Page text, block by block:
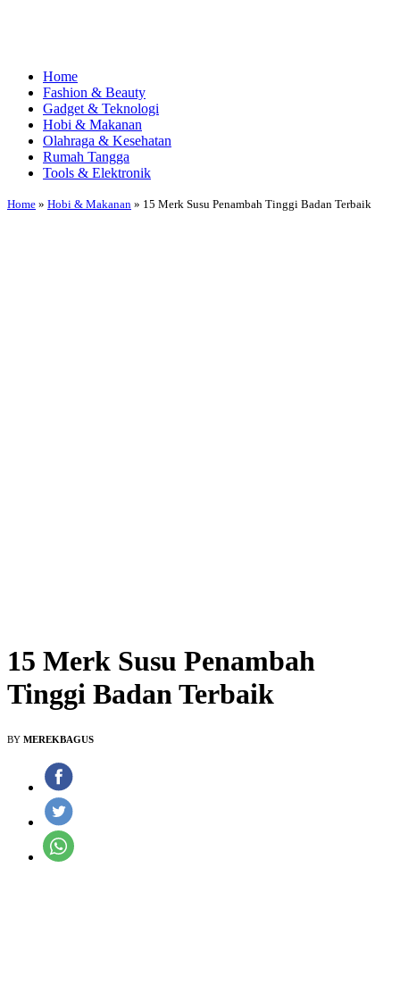
Home
Fashion & Beauty
Gadget & Teknologi
Hobi & Makanan
Olahraga & Kesehatan
Rumah Tangga
Tools & Elektronik
Home » Hobi & Makanan » 15 Merk Susu Penambah Tinggi Badan Terbaik
15 Merk Susu Penambah
Tinggi Badan Terbaik
BY MEREKBAGUS